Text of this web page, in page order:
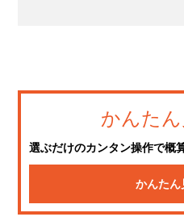
かんたん
選ぶだけのカンタン操作で概
かんたん